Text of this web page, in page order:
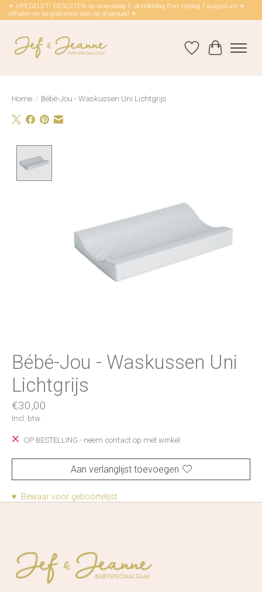
☀ OPEGELET! GESLOTEN op woensdag 5, donderdag 6 en vrijdag 7 augustus! ☀
Afhalen en langskomen kan op afspraak! ☀
Verlanglijst
Home / Bébé-Jou - Waskussen Uni Lichtgrijs
Bébé-Jou - Waskussen Uni
Lichtgrijs
€30,00
Incl. btw
OP BESTELLING - neem contact op met winkel
Aan verlanglijst toevoegen
♥ Bewaar voor geboortelijst